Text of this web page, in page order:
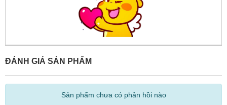
ĐÁNH GIÁ SẢN PHẨM
Sản phẩm chưa có phản hồi nào